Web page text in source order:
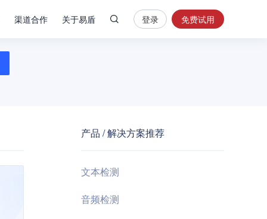
渠道合作 关于易盾
安
全
登录 免费试用
产品 / 解决方案推荐
文本检测
音频检测